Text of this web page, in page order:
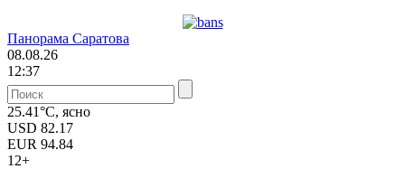
Панорама Саратова
08.08.26
12:37
25.41°C, ясно
USD 82.17
EUR 94.84
12+